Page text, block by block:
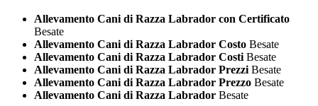
Allevamento Cani di Razza Labrador con Certificato
Besate
Allevamento Cani di Razza Labrador Costo Besate
Allevamento Cani di Razza Labrador Costi Besate
Allevamento Cani di Razza Labrador Prezzi Besate
Allevamento Cani di Razza Labrador Prezzo Besate
Allevamento Cani di Razza Labrador Besate